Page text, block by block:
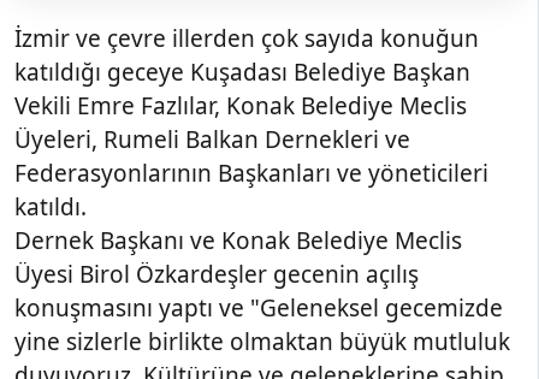
İzmir ve çevre illerden çok sayıda konuğun
katıldığı geceye Kuşadası Belediye Başkan
Vekili Emre Fazlılar, Konak Belediye Meclis
Üyeleri, Rumeli Balkan Dernekleri ve
Federasyonlarının Başkanları ve yöneticileri
katıldı.
Dernek Başkanı ve Konak Belediye Meclis
Üyesi Birol Özkardeşler gecenin açılış
konuşmasını yaptı ve "Geleneksel gecemizde
yine sizlerle birlikte olmaktan büyük mutluluk